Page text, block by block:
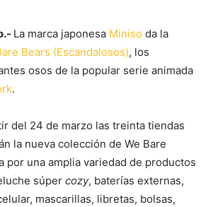
La marca japonesa Miniso da la
Bears (Escandalosos), los
osos de la popular serie animada
.
del 24 de marzo las treinta tiendas
la nueva colección de We Bare
por una amplia variedad de productos
súper cozy, baterías externas,
mascarillas, libretas, bolsas,